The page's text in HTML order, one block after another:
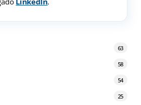
63
58
54
25